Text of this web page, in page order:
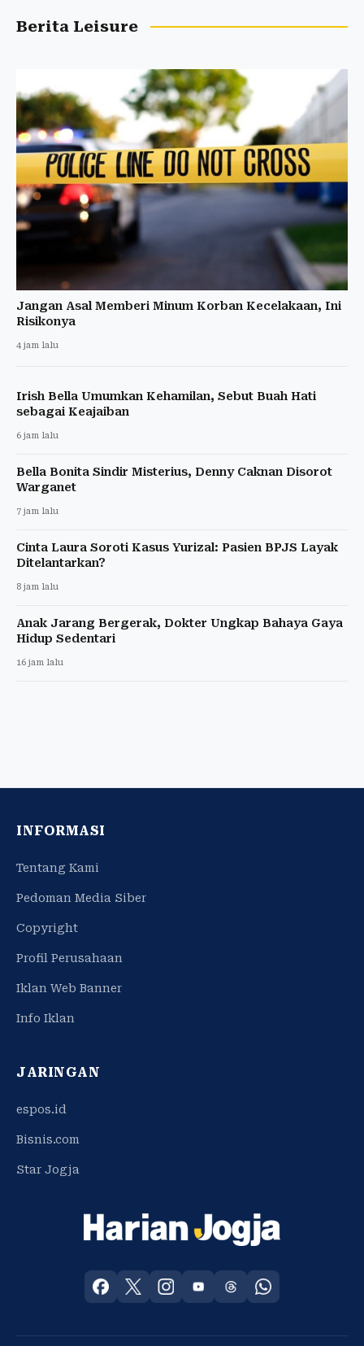
Berita Leisure
Jangan Asal Memberi Minum Korban Kecelakaan, Ini
Risikonya
4 jam lalu
Irish Bella Umumkan Kehamilan, Sebut Buah Hati
sebagai Keajaiban
6 jam lalu
Bella Bonita Sindir Misterius, Denny Caknan Disorot
Warganet
7 jam lalu
Cinta Laura Soroti Kasus Yurizal: Pasien BPJS Layak
Ditelantarkan?
8 jam lalu
Anak Jarang Bergerak, Dokter Ungkap Bahaya Gaya
Hidup Sedentari
16 jam lalu
INFORMASI
Tentang Kami
Pedoman Media Siber
Copyright
Profil Perusahaan
Iklan Web Banner
Info Iklan
JARINGAN
espos.id
Bisnis.com
Star Jogja